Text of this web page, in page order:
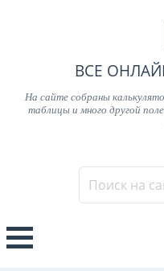
ВСЕ
На сайте собраны
таблицы и много другой